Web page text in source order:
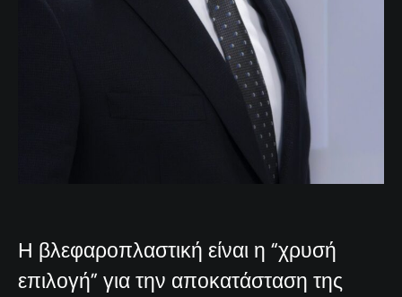
Η βλεφαροπλαστική είναι η “χρυσή
επιλογή” για την αποκατάσταση της